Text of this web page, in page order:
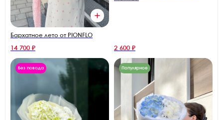
Бархатное лето от PIONFLO
14 700 ₽ 2 600 ₽
Без повода Популярное